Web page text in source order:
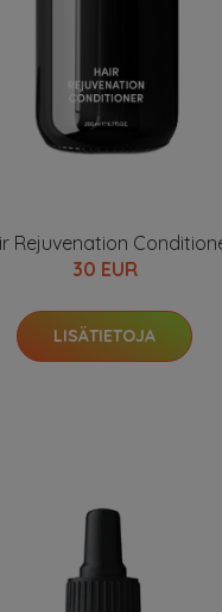
Rejuvenation
30 EUR
LISÄTIETOJA